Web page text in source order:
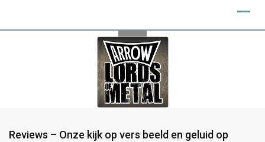
Reviews – Onze kijk op vers beeld en geluid op